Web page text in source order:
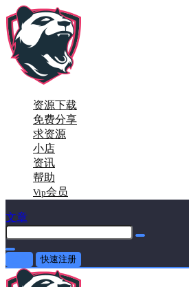
资源下载
免费分享
求资源
小店
资讯
帮助
Vip会员
文章
快速注册